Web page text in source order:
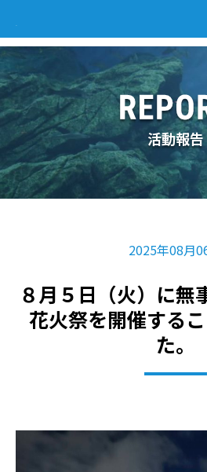
活動報告
2025年08月
８月５日（火）に無
花火祭を開催する
た。